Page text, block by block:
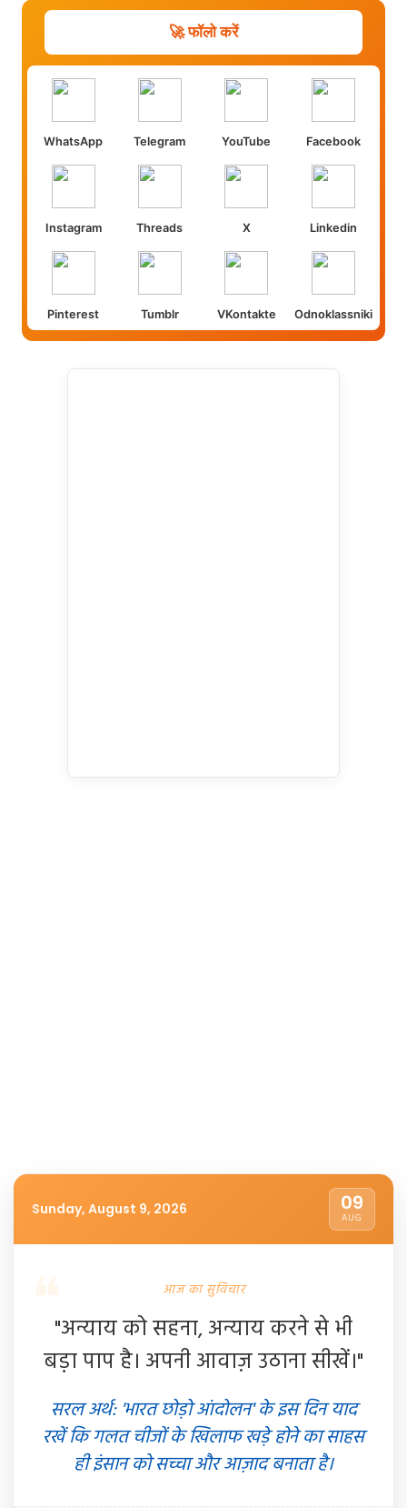
🚀 फॉलो करें
WhatsApp Telegram YouTube Facebook
Instagram Threads X Linkedin
Pinterest Tumblr VKontakte Odnoklassniki
Sunday, August 9, 2026 09
AUG
आज का सुविचार
"अन्याय को सहना, अन्याय करने से भी
बड़ा पाप है। अपनी आवाज़ उठाना सीखें।"
सरल अर्थ: 'भारत छोड़ो आंदोलन' के इस दिन याद
रखें कि गलत चीजों के खिलाफ खड़े होने का साहस
ही इंसान को सच्चा और आज़ाद बनाता है।